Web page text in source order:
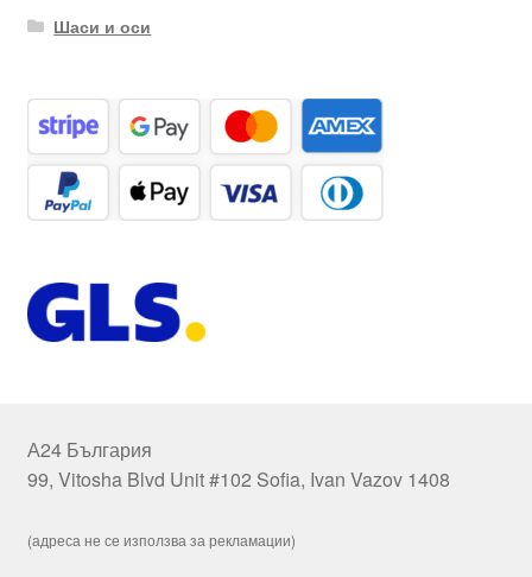
Шаси и оси
А24 България
99, Vitosha Blvd Unit #102 Sofia, Ivan Vazov 1408
(адреса не се използва за рекламации)